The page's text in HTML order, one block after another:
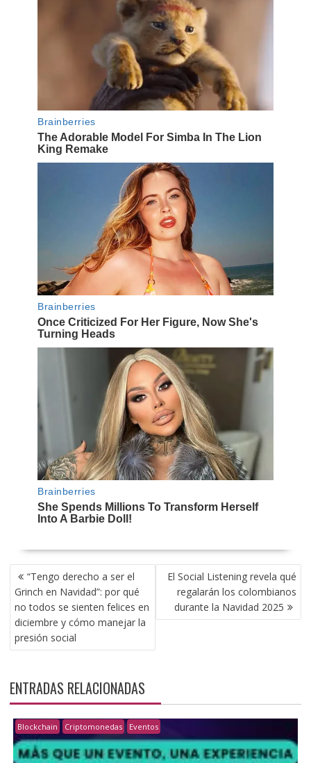
NAVEGACIÓN
DE
ENTRADAS
“Tengo derecho a ser el
Grinch en Navidad”: por qué
no todos se sienten felices en
diciembre y cómo manejar la
presión social
El Social Listening revela qué
regalarán los colombianos
durante la Navidad 2025
ENTRADAS RELACIONADAS
Blockchain Criptomonedas Eventos